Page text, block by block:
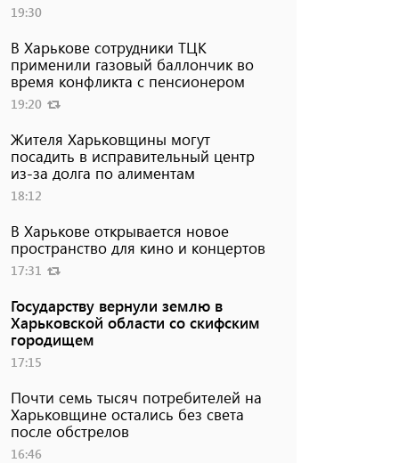
19:30
В Харькове сотрудники ТЦК
применили газовый баллончик во
время конфликта с пенсионером
19:20
Жителя Харьковщины могут
посадить в исправительный центр
из-за долга по алиментам
18:12
В Харькове открывается новое
пространство для кино и концертов
17:31
Государству вернули землю в
Харьковской области со скифским
городищем
17:15
Почти семь тысяч потребителей на
Харьковщине остались без света
после обстрелов
16:46